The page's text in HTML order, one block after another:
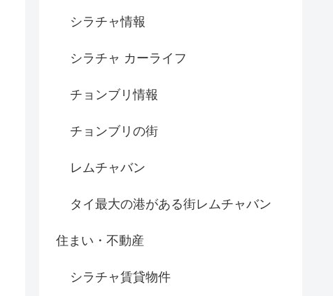
シラチャ情報
シラチャ カーライフ
チョンブリ情報
チョンブリの街
レムチャバン
タイ最大の港がある街レムチャバン
住まい・不動産
シラチャ賃貸物件